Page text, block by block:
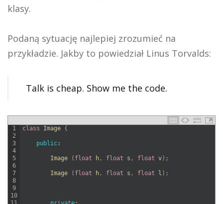
klasy.
Podaną sytuację najlepiej zrozumieć na
przykładzie. Jakby to powiedział Linus Torvalds:
Talk is cheap. Show me the code.
1
2
3
4
5
6
7
8
9
10
class Image {
public :
Image ( float h , float s , float v) ;
Image ( float h , float s , float l ) ;